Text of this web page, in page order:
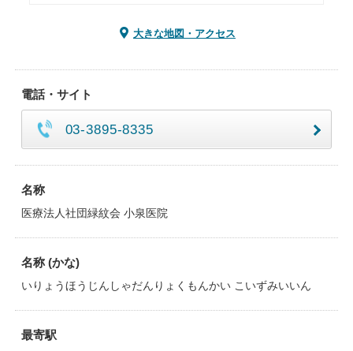
大きな地図・アクセス
電話・サイト
03-3895-8335
名称
医療法人社団緑紋会 小泉医院
名称 (かな)
いりょうほうじんしゃだんりょくもんかい こいずみいいん
最寄駅